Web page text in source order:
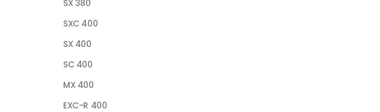
SX 380
SXC 400
SX 400
SC 400
MX 400
EXC-R 400